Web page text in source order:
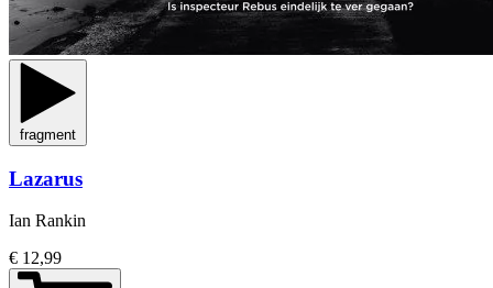
fragment
Lazarus
Ian Rankin
€ 12,99